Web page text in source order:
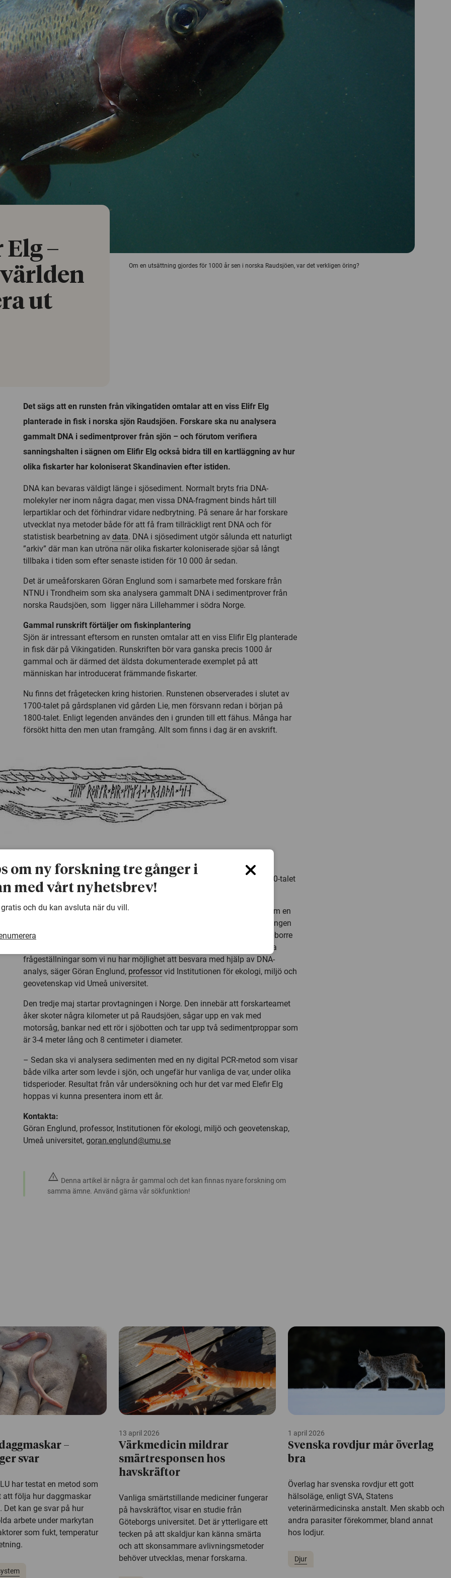
Om en utsättning gjordes för 1000 år sen i norska Raudsjöen, var det verkligen öring?
–
ut
Det sägs att en runsten från vikingatiden omtalar att en viss Elifr Elg
planterade in fisk i norska sjön Raudsjöen. Forskare ska nu analysera
gammalt DNA i sedimentprover från sjön – och förutom verifiera
sanningshalten i sägnen om Elifir Elg också bidra till en kartläggning av hur
olika fiskarter har koloniserat Skandinavien efter istiden.
DNA kan bevaras väldigt länge i sjösediment. Normalt bryts fria DNA-
molekyler ner inom några dagar, men vissa DNA-fragment binds hårt till
lerpartiklar och det förhindrar vidare nedbrytning. På senare år har forskare
utvecklat nya metoder både för att få fram tillräckligt rent DNA och för
statistisk bearbetning av data. DNA i sjösediment utgör sålunda ett naturligt
”arkiv” där man kan utröna när olika fiskarter koloniserade sjöar så långt
tillbaka i tiden som efter senaste istiden för 10 000 år sedan.
Det är umeåforskaren Göran Englund som i samarbete med forskare från
NTNU i Trondheim som ska analysera gammalt DNA i sedimentprover från
norska Raudsjöen, som ligger nära Lillehammer i södra Norge.
Gammal runskrift förtäljer om fiskinplantering
Sjön är intressant eftersom en runsten omtalar att en viss Elifir Elg planterade
in fisk där på Vikingatiden. Runskriften bör vara ganska precis 1000 år
gammal och är därmed det äldsta dokumenterade exemplet på att
människan har introducerat främmande fiskarter.
Nu finns det frågetecken kring historien. Runstenen observerades i slutet av
1700-talet på gårdsplanen vid gården Lie, men försvann redan i början på
1800-talet. Enligt legenden användes den i grunden till ett fähus. Många har
försökt hitta den men utan framgång. Allt som finns i dag är en avskrift.
Det finns också en nyare historia som säger att sjön hade öring på 1800-talet
och att öringen dog ut när en okunnig bondpojke satte in gädda.
– Är historien om runstenen en bluff eller var det Elifir som bluffade? Om en
utsättning gjordes då för 1000 år sen – var det verkligen öring? Dog öringen
ut därför att gädda introducerades på 1800-talet? I dag finns gädda, abborre
och sik Raudsjöen – när satte man in abborre och sik? Det finns många
frågeställningar som vi nu har möjlighet att besvara med hjälp av DNA-
analys, säger Göran Englund, professorvid Institutionen för ekologi, miljö och
geovetenskap vid Umeå universitet.
Den tredje maj startar provtagningen i Norge. Den innebär att forskarteamet
åker skoter några kilometer ut på Raudsjöen, sågar upp en vak med
motorsåg, bankar ned ett rör i sjöbotten och tar upp två sedimentproppar som
är 3-4 meter lång och 8 centimeter i diameter.
– Sedan ska vi analysera sedimenten med en ny digital PCR-metod som visar
både vilka arter som levde i sjön, och ungefär hur vanliga de var, under olika
tidsperioder. Resultat från vår undersökning och hur det var med Elefir Elg
hoppas vi kunna presentera inom ett år.
Kontakta:
Göran Englund, professor, Institutionen för ekologi, miljö och geovetenskap,
Umeå universitet, goran.englund@umu.se
warning Denna artikel är några år gammal och det kan finnas nyare forskning om
samma ämne. Använd gärna vår sökfunktion!
–
svar
har testat en metod som
att följa hur daggmaskar
Det kan ge svar på hur
arbete under markytan
som fukt, temperatur
13 april 2026
Värkmedicin mildrar
smärtresponsen hos
havskräftor
Vanliga smärtstillande mediciner fungerar
på havskräftor, visar en studie från
Göteborgs universitet. Det är ytterligare ett
tecken på att skaldjur kan känna smärta
och att skonsammare avlivningsmetoder
behöver utvecklas, menar forskarna.
1 april 2026
Svenska rovdjur mår överlag
bra
Överlag har svenska rovdjur ett gott
hälsoläge, enligt SVA, Statens
veterinärmedicinska anstalt. Men skabb och
andra parasiter förekommer, bland annat
hos lodjur.
Djur
om ny forskning tre gånger i
med vårt nyhetsbrev!
gratis och du kan avsluta när du vill.